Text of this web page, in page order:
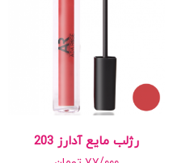
رژلب مایع آدارز 203